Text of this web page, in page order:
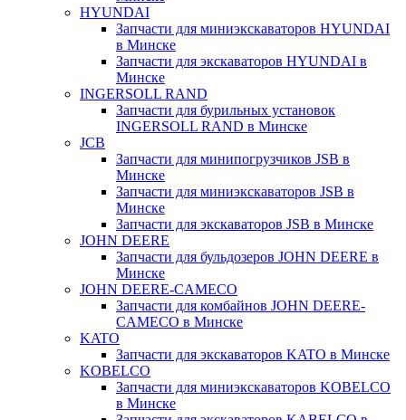
HYUNDAI
Запчасти для миниэкскаваторов HYUNDAI
в Минске
Запчасти для экскаваторов HYUNDAI в
Минске
INGERSOLL RAND
Запчасти для бурильных установок
INGERSOLL RAND в Минске
JCB
Запчасти для минипогрузчиков JSB в
Минске
Запчасти для миниэкскаваторов JSB в
Минске
Запчасти для экскаваторов JSB в Минске
JOHN DEERE
Запчасти для бульдозеров JOHN DEERE в
Минске
JOHN DEERE-CAMECO
Запчасти для комбайнов JOHN DEERE-
CAMECO в Минске
KATO
Запчасти для экскаваторов KATO в Минске
KOBELCO
Запчасти для миниэкскаваторов KOBELCO
в Минске